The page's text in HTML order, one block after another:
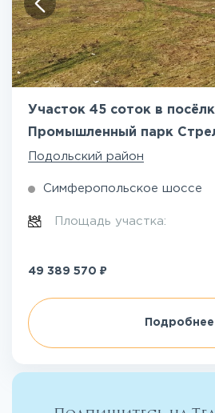
Участок 45 соток в
Промышленный парк
Подольский район
Симферопольское шоссе
Площадь участка:
49 389 570 ₽
Подробнее